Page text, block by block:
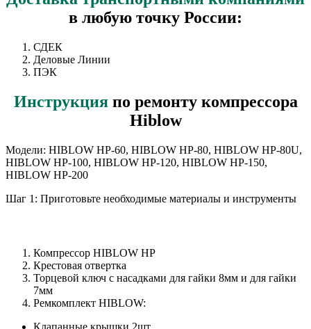
в любую точку России:
СДЕК
Деловые Линии
ПЭК
Инструкцияпо ремонту компрессора
Hiblow
Модели: HIBLOW HP-60, HIBLOW HP-80, HIBLOW HP-80U,
HIBLOW HP-100, HIBLOW HP-120, HIBLOW HP-150,
HIBLOW HP-200
Шаг 1: Приготовьте необходимые материалы и инструменты
Компрессор HIBLOW HP
Крестовая отвертка
Торцевой ключ с насадками для гайки 8мм и для гайки
7мм
Ремкомплект HIBLOW: